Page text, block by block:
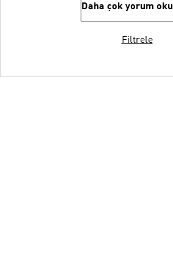
Daha çok yorum oku
Filtrele